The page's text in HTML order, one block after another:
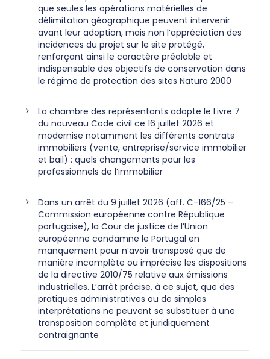
que seules les opérations matérielles de
délimitation géographique peuvent intervenir
avant leur adoption, mais non l’appréciation des
incidences du projet sur le site protégé,
renforçant ainsi le caractère préalable et
indispensable des objectifs de conservation dans
le régime de protection des sites Natura 2000
La chambre des représentants adopte le Livre 7
du nouveau Code civil ce 16 juillet 2026 et
modernise notamment les différents contrats
immobiliers (vente, entreprise/service immobilier
et bail) : quels changements pour les
professionnels de l’immobilier
Dans un arrêt du 9 juillet 2026 (aff. C-166/25 –
Commission européenne contre République
portugaise), la Cour de justice de l’Union
européenne condamne le Portugal en
manquement pour n’avoir transposé que de
manière incomplète ou imprécise les dispositions
de la directive 2010/75 relative aux émissions
industrielles. L’arrêt précise, à ce sujet, que des
pratiques administratives ou de simples
interprétations ne peuvent se substituer à une
transposition complète et juridiquement
contraignante